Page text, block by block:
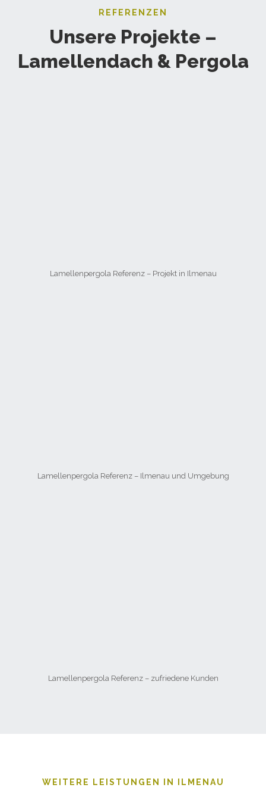
REFERENZEN
Unsere Projekte –
Lamellendach & Pergola
Lamellenpergola Referenz – Projekt in Ilmenau
Lamellenpergola Referenz – Ilmenau und Umgebung
Lamellenpergola Referenz – zufriedene Kunden
WEITERE LEISTUNGEN IN ILMENAU